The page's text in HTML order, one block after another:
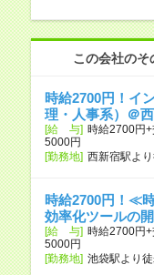
この会社のそ
時給2700円！イ
理・人事系）＠
[給 与] 時給2700円
5000円
[勤務地] 西新宿駅よ
時給2700円！≪
効率化ツールの
[給 与] 時給2700円
5000円
[勤務地] 池袋駅より